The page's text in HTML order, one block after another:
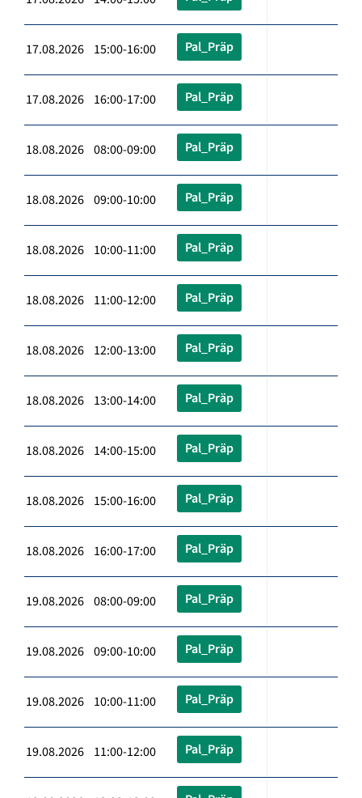
17.08.2026 15:00-16:00 Pal_Präp
17.08.2026 16:00-17:00 Pal_Präp
18.08.2026 08:00-09:00 Pal_Präp
18.08.2026 09:00-10:00 Pal_Präp
18.08.2026 10:00-11:00 Pal_Präp
18.08.2026 11:00-12:00 Pal_Präp
18.08.2026 12:00-13:00 Pal_Präp
18.08.2026 13:00-14:00 Pal_Präp
18.08.2026 14:00-15:00 Pal_Präp
18.08.2026 15:00-16:00 Pal_Präp
18.08.2026 16:00-17:00 Pal_Präp
19.08.2026 08:00-09:00 Pal_Präp
19.08.2026 09:00-10:00 Pal_Präp
19.08.2026 10:00-11:00 Pal_Präp
19.08.2026 11:00-12:00 Pal_Präp